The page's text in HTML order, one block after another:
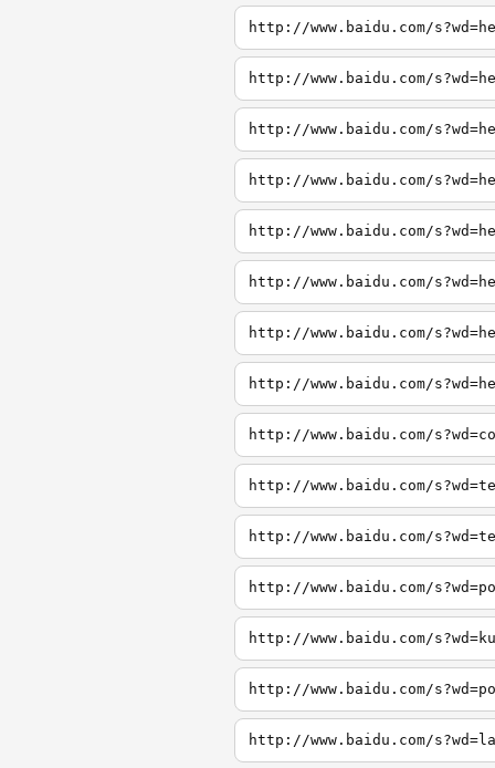
http://www.baidu.com/
http://www.baidu.com/
http://www.baidu.com/
http://www.baidu.com/
http://www.baidu.com/
http://www.baidu.com/
http://www.baidu.com/
http://www.baidu.com/
http://www.baidu.com/
http://www.baidu.com/
http://www.baidu.com/
http://www.baidu.com/
http://www.baidu.com/
http://www.baidu.com/
http://www.baidu.com/